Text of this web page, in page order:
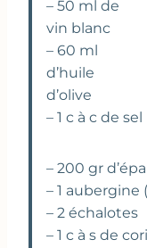
– 50 ml de
vin blanc
– 60 ml
d’huile
d’olive
– 1 c à c de sel
– 200 gr
– 1 aubergine
– 2 échalotes
– 1 c à s de